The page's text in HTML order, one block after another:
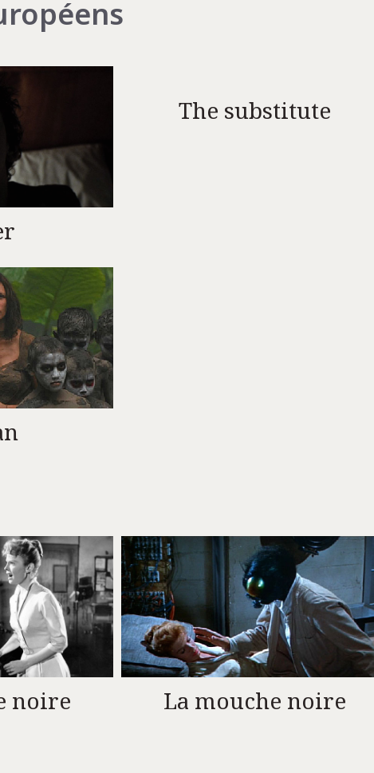
The substitute
noire La mouche noire